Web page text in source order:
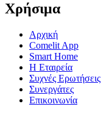
Χρήσιμα
Αρχική
Comelit App
Smart Home
Η Εταιρεία
Συχνές Ερωτήσεις
Συνεργάτες
Επικοινωνία